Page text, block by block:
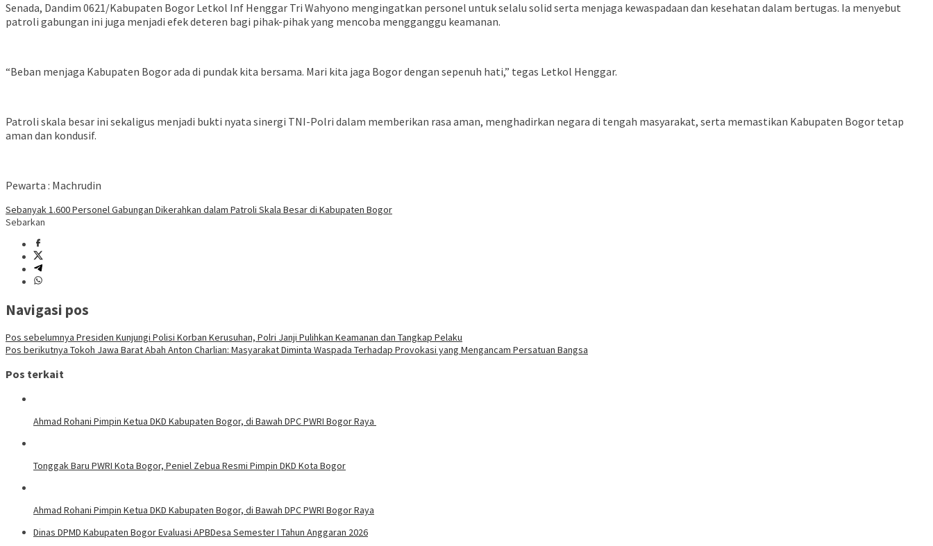
Senada, Dandim 0621/Kabupaten Bogor Letkol Inf Henggar Tri Wahyono mengingatkan personel untuk selalu solid serta menjaga kewaspadaan dan kesehatan dalam bertugas. Ia menyebut
patroli gabungan ini juga menjadi efek deteren bagi pihak-pihak yang mencoba mengganggu keamanan.
“Beban menjaga Kabupaten Bogor ada di pundak kita bersama. Mari kita jaga Bogor dengan sepenuh hati,” tegas Letkol Henggar.
Patroli skala besar ini sekaligus menjadi bukti nyata sinergi TNI-Polri dalam memberikan rasa aman, menghadirkan negara di tengah masyarakat, serta memastikan Kabupaten Bogor tetap
aman dan kondusif.
Pewarta : Machrudin
Sebanyak 1.600 Personel Gabungan Dikerahkan dalam Patroli Skala Besar di Kabupaten Bogor
Sebarkan
Navigasi pos
Pos sebelumnya Presiden Kunjungi Polisi Korban Kerusuhan, Polri Janji Pulihkan Keamanan dan Tangkap Pelaku
Pos berikutnya Tokoh Jawa Barat Abah Anton Charlian: Masyarakat Diminta Waspada Terhadap Provokasi yang Mengancam Persatuan Bangsa
Pos terkait
Ahmad Rohani Pimpin Ketua DKD Kabupaten Bogor, di Bawah DPC PWRI Bogor Raya
Tonggak Baru PWRI Kota Bogor, Peniel Zebua Resmi Pimpin DKD Kota Bogor
Ahmad Rohani Pimpin Ketua DKD Kabupaten Bogor, di Bawah DPC PWRI Bogor Raya
Dinas DPMD Kabupaten Bogor Evaluasi APBDesa Semester I Tahun Anggaran 2026